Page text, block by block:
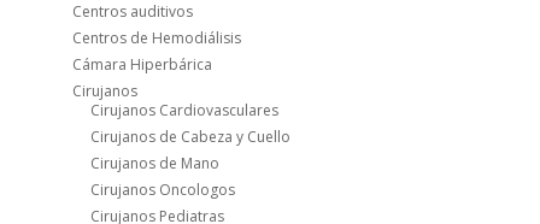
Centros auditivos
Centros de Hemodiálisis
Cámara Hiperbárica
Cirujanos
Cirujanos Cardiovasculares
Cirujanos de Cabeza y Cuello
Cirujanos de Mano
Cirujanos Oncologos
Cirujanos Pediatras